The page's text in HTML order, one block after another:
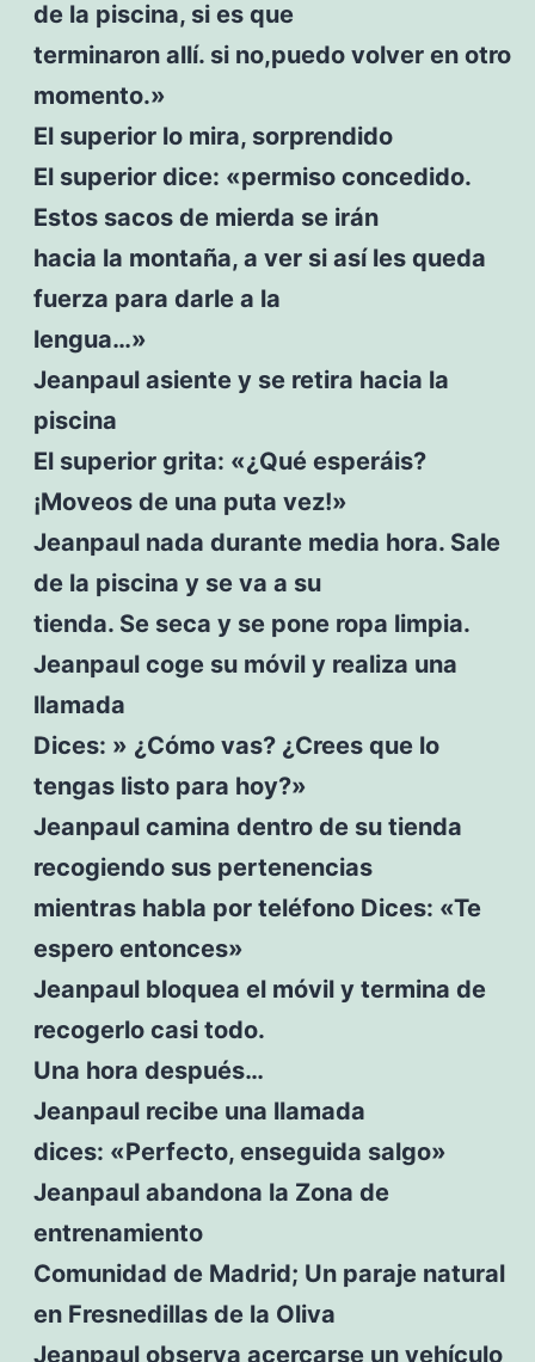
de la piscina, si es que
terminaron allí. si no,puedo volver en otro
momento.»
El superior lo mira, sorprendido
El superior dice: «permiso concedido.
Estos sacos de mierda se irán
hacia la montaña, a ver si así les queda
fuerza para darle a la
lengua…»
Jeanpaul asiente y se retira hacia la
piscina
El superior grita: «¿Qué esperáis?
¡Moveos de una puta vez!»
Jeanpaul nada durante media hora. Sale
de la piscina y se va a su
tienda. Se seca y se pone ropa limpia.
Jeanpaul coge su móvil y realiza una
llamada
Dices: » ¿Cómo vas? ¿Crees que lo
tengas listo para hoy?»
Jeanpaul camina dentro de su tienda
recogiendo sus pertenencias
mientras habla por teléfono Dices: «Te
espero entonces»
Jeanpaul bloquea el móvil y termina de
recogerlo casi todo.
Una hora después…
Jeanpaul recibe una llamada
dices: «Perfecto, enseguida salgo»
Jeanpaul abandona la Zona de
entrenamiento
Comunidad de Madrid; Un paraje natural
en Fresnedillas de la Oliva
Jeanpaul observa acercarse un vehículo